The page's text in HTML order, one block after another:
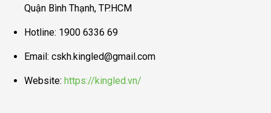
Quận Bình Thạnh, TP.HCM
Hotline: 1900 6336 69
Email: cskh.kingled@gmail.com
Website: https://kingled.vn/